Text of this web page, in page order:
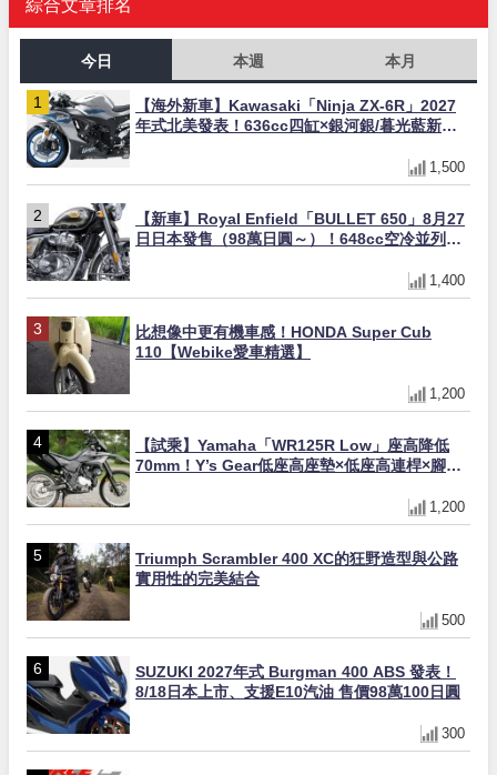
綜合文章排名
今日 本週 本月
【海外新車】Kawasaki「Ninja ZX-6R」2027
年式北美發表！636cc四缸×銀河銀/暮光藍新色
1,500
【新車】Royal Enfield「BULLET 650」8月27
日日本發售（98萬日圓～）！648cc空冷並列雙
1,400
比想像中更有機車感！HONDA Super Cub
110【Webike愛車精選】
1,200
【試乘】Yamaha「WR125R Low」座高降低
70mm！Y’s Gear低座高座墊×低座高連桿×腳踏
1,200
Triumph Scrambler 400 XC的狂野造型與公路
實用性的完美結合
500
SUZUKI 2027年式 Burgman 400 ABS 發表！
8/18日本上市、支援E10汽油 售價98萬100日圓
300